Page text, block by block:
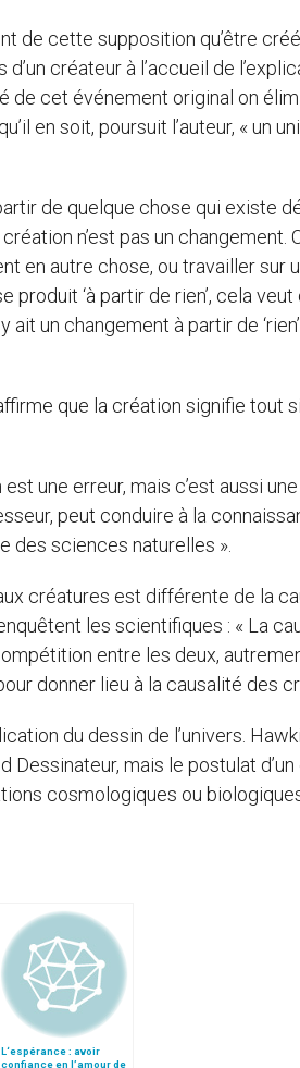
de cette supposition qu’être
créateur à l’accueil de
de cet événement original on
en soit, poursuit l’auteur, « un
de quelque chose qui existe
n’est pas un changement.
en autre chose, ou travailler sur
‘à partir de rien’, cela veut
un changement à partir de ‘rien’
que la création signifie tout
une erreur, mais c’est aussi
peut conduire à la
des sciences naturelles ».
créatures est différente de la
les scientifiques : « La
entre les deux,
donner lieu à la causalité des
du dessin de l’univers.
mais le postulat
cosmologiques ou
L‘espérance : avoir
confiance en l’amour de